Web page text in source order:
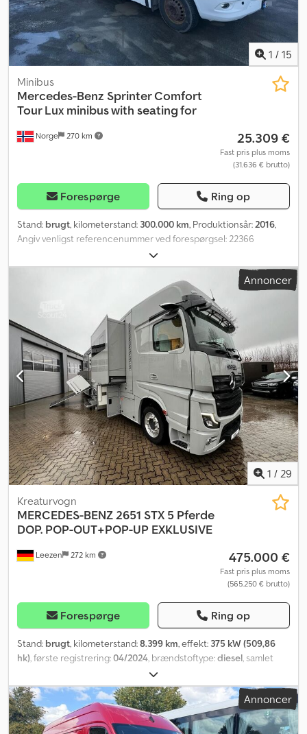
renovationsbil Gearkasse: Automat = Yderligere oplysninger =
Kontakt ATS Norway for yderligere information.
1 / 15
Norge 270 km
Minibus
Mercedes-Benz Sprinter Comfort
Tour Lux minibus with seating for
25.309 €
Fast pris plus moms
(31.636 € brutto)
Forespørge Ring op
Stand: brugt, kilometerstand: 300.000 km, Produktionsår:2016,
Angiv venligst referencenummer ved forespørgsel: 22366
Specifikationer: Model 2016 EU-godkendt til: 01.07.26
Kilometerstand: ca. 300.000 km 4x2 190 hk Automatgear Euro 6
Ikke handicapvenlig Anhængertræk Sommer- og vinterdæk
Ekstra lygter Bakkelys Bakkamera En smule overfladerust
Nordbuss-karrosseri Godt udstyret Klimaanlæg Radio Klar til
levering Beskrivelse: Vi har en 2016 Mercedes Sprinter Comfort
Tour Lux-minibus med siddepladser til 16+1 til salg. Køretøjet har
overholdt alle serviceintervaller, som ejeren har angivet. Der kan
være kosmetiske skader, og derfor kan der forekomme mangler
og defekter, da køretøjet er fra 2016. Der er nogle få steder med
overfladerust. Bortset fra det skulle alt ifølge ejeren fungere
perfekt. Klar til levering. Km: 300.000 HK: 190 Syn: Nej EU-godkendt
til: 01.07.2026 Egenvægt: 3625 Totalvægt: 5000 Nyttelast: 1300
Bredde: 199 Længde: 736 Kw: 140 Euro: 6 Model: Sprinter comfort
tour Lux-minibus med siddepladser til 16+1 Gear: Automat Antal
siddepladser: 17 = Yderligere information = Crodpfx Amjzqmzte
Hof Anvendelsesformål: Godstransport Serienummer:
WDB9066571P25xxxx Kontakt ATS Norway for yderligere
information.
Annoncer
1 / 29
Leezen 272 km
Kreaturvogn
MERCEDES-BENZ2651 STX 5 Pferde
DOP. POP-OUT+POP-UP EXKLUSIVE
475.000 €
Fast pris plus moms
(565.250 € brutto)
Forespørge Ring op
Stand: brugt, kilometerstand:8.399 km, effekt: 375 kW (509,86
hk) , første registrering:04/2024 , brændstoftype:diesel , samlet
, akslekonfiguration:
farve:grå, geartype:automatisk, emissionsklasse:Euro 6, Udstyr:
ABS, klimaanlæg, navigationssystem, parkeringsvarmer, MB
ACTROS 2651 GIGA STX EXKLUSIV HESTELASTBIL 5 heste
Kapacitet til 5 heste, side- og bagrampe, slide-out, pop-up,
Annoncer